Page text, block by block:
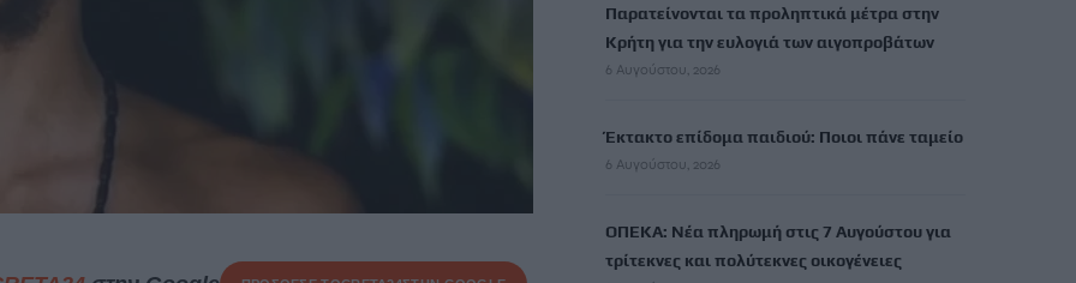
Παρατείνονται τα προληπτικά μέτρα στην
Κρήτη για την ευλογιά των αιγοπροβάτων
6 Αυγούστου, 2026
Έκτακτο επίδομα παιδιού: Ποιοι πάνε ταμείο
6 Αυγούστου, 2026
ΟΠΕΚΑ: Νέα πληρωμή στις 7 Αυγούστου για
τρίτεκνες και πολύτεκνες οικογένειες